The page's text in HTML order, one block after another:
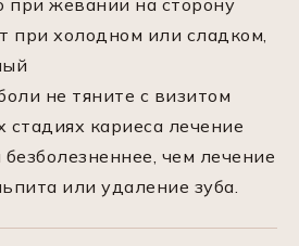
при жевании на сторону
при холодном или сладком,
не тяните с визитом
стадиях кариеса лечение
чем лечение
или удаление зуба.